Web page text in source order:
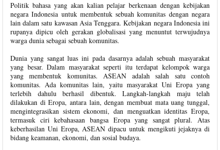
Politik bahasa yang akan kalian pelajar berkenaan dengan kebijakan
negara Indonesia untuk membentuk sebuah komunitas dengan negara
lain dalam satu kawasan Asia Tenggara. Kebijakan negara Indonesia ini
rupanya dipicu oleh gerakan globalisasi yang menuntut terwujudnya
warga dunia sebagai sebuah komunitas.
Dunia yang sangat luas ini pada dasarnya adalah sebuah masyarakat
yang besar. Dalam masyarakat seperti itu terdapat kelompok warga
yang membentuk komunitas. ASEAN adalah salah satu contoh
komunitas. Ada komunitas lain, yaitu masyarakat Uni Eropa yang
terlebih dahulu berhasil dibentuk. Langkah-langkah maju telah
dilakukan di Eropa, antara lain, dengan membuat mata uang tunggal,
mengintegrasikan sistem ekonomi, dan menguatkan identitas Eropa,
termasuk ciri kebahasaan bangsa Eropa yang sangat plural. Atas
keberhasilan Uni Eropa, ASEAN dipacu untuk mengikuti jejaknya di
bidang keamanan, ekonomi, dan sosial budaya.